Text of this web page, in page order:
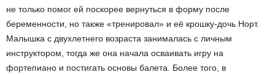
не только помог ей поскорее вернуться в форму после
беременности, но также «тренировал» и её крошку-дочь Норт.
Малышка с двухлетнего возраста занималась с личным
инструктором, тогда же она начала осваивать игру на
фортепиано и постигать основы балета. Более того, в